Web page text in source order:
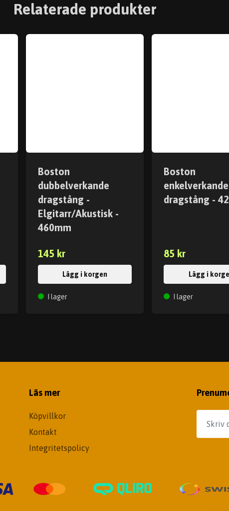
Relaterade produkter
Boston
dubbelverkande
dragstång -
Elgitarr/Akustisk -
460mm
145 kr
Lägg i korgen
I lager
Boston
enkelverkande
dragstång -
85 kr
Lägg i
I lager
Läs mer
Köpvillkor
Kontakt
Integritetspolicy